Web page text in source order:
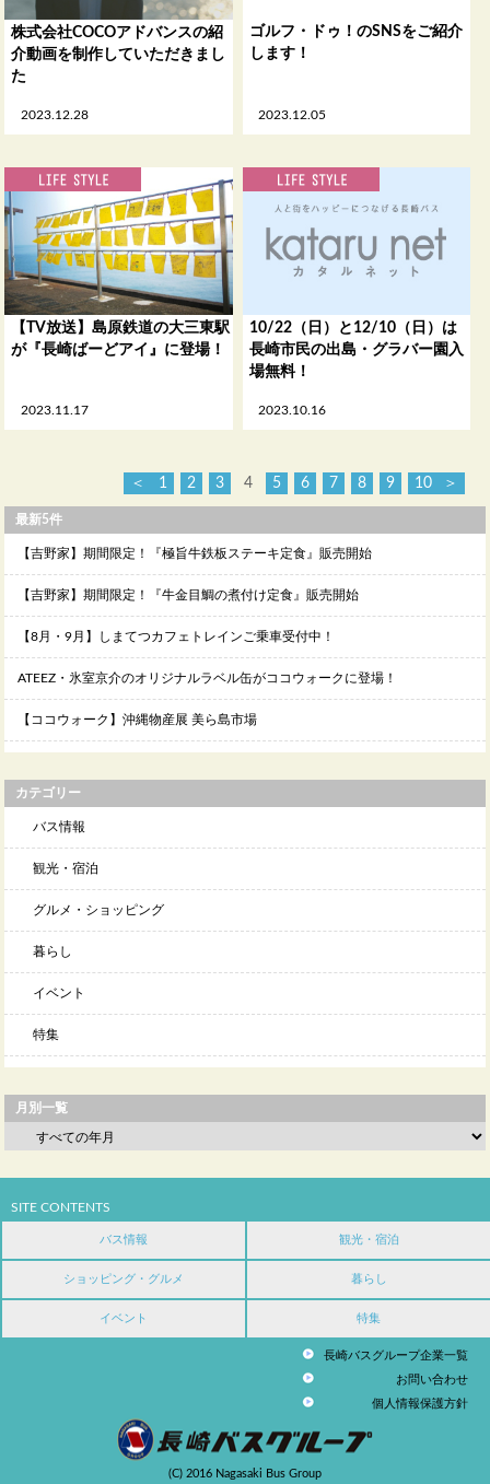
2023.12.28
株式会社COCOアドバンスの紹
介動画を制作していただきまし
た
2023.12.05
ゴルフ・ドゥ！のSNSをご紹介
します！
2023.11.17
【TV放送】島原鉄道の大三東駅
が『長崎ばーどアイ』に登場！
2023.10.16
10/22（日）と12/10（日）は
長崎市民の出島・グラバー園入
場無料！
＜ 1 2 3 4 5 6 7 8 9 10 ＞
最新5件
【吉野家】期間限定！『極旨牛鉄板ステーキ定食』販売開始
【吉野家】期間限定！『牛金目鯛の煮付け定食』販売開始
【8月・9月】しまてつカフェトレインご乗車受付中！
ATEEZ・氷室京介のオリジナルラベル缶がココウォークに登場！
【ココウォーク】沖縄物産展 美ら島市場
カテゴリー
バス情報
観光・宿泊
グルメ・ショッピング
暮らし
イベント
特集
月別一覧
SITE CONTENTS
バス情報 観光・宿泊
ショッピング・グルメ 暮らし
イベント 特集
長崎バスグループ企業一覧
お問い合わせ
個人情報保護方針
(C) 2016 Nagasaki Bus Group